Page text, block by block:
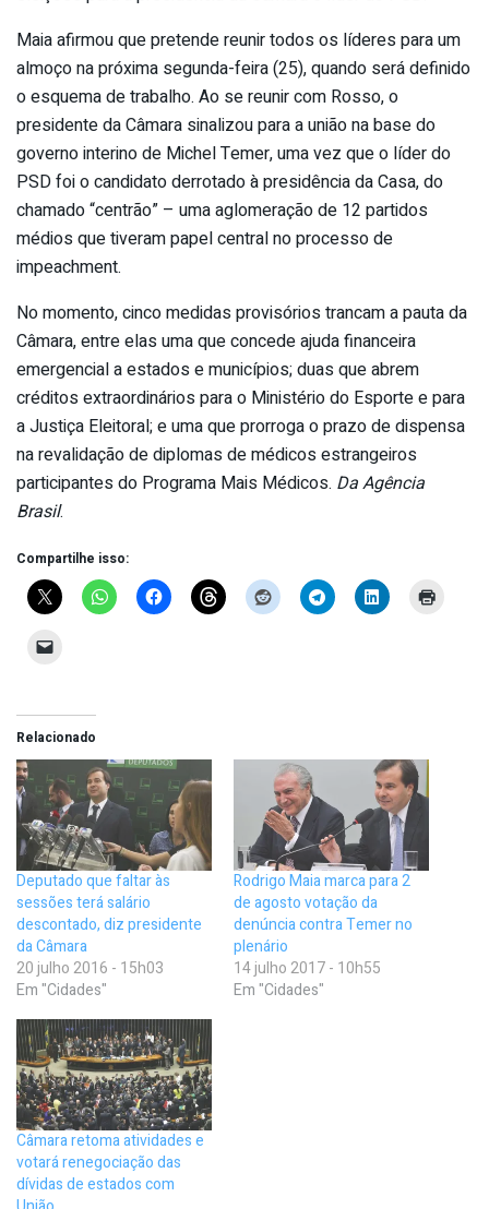
Maia afirmou que pretende reunir todos os líderes para um
almoço na próxima segunda-feira (25), quando será definido
o esquema de trabalho. Ao se reunir com Rosso, o
presidente da Câmara sinalizou para a união na base do
governo interino de Michel Temer, uma vez que o líder do
PSD foi o candidato derrotado à presidência da Casa, do
chamado “centrão” – uma aglomeração de 12 partidos
médios que tiveram papel central no processo de
impeachment.
No momento, cinco medidas provisórios trancam a pauta da
Câmara, entre elas uma que concede ajuda financeira
emergencial a estados e municípios; duas que abrem
créditos extraordinários para o Ministério do Esporte e para
a Justiça Eleitoral; e uma que prorroga o prazo de dispensa
na revalidação de diplomas de médicos estrangeiros
participantes do Programa Mais Médicos. Da Agência
Brasil.
Compartilhe isso:
Relacionado
Deputado que faltar às
sessões terá salário
descontado, diz presidente
da Câmara
20 julho 2016 - 15h03
Em "Cidades"
Rodrigo Maia marca para 2
de agosto votação da
denúncia contra Temer no
plenário
14 julho 2017 - 10h55
Em "Cidades"
Câmara retoma atividades e
votará renegociação das
dívidas de estados com